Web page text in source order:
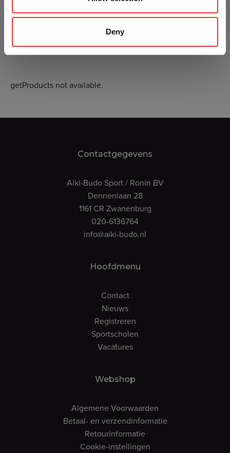
Deny
getProducts not available.
Contactgegevens
Aiki-Budo Sport / Ronin BV
Dennenlaan 28
1161 CR Zwanenburg
020-6136764
info@aiki-budo.nl
Hoofdmenu
Contact
Nieuws
Registreren
Sportscholen
Vacatures
Webshop
Algemene Voorwaarden
Betaal- en verzendinformatie
Retourinformatie
Cookie-instellingen